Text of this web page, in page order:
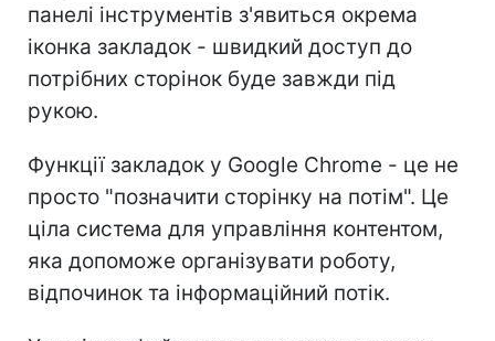
панелі інструментів з'явиться окрема
іконка закладок - швидкий доступ до
потрібних сторінок буде завжди під
рукою.
Функції закладок у Google Chrome - це не
просто "позначити сторінку на потім". Це
ціла система для управління контентом,
яка допоможе організувати роботу,
відпочинок та інформаційний потік.